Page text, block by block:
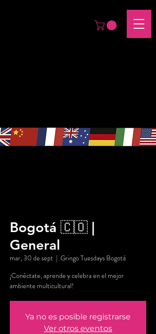
Bogotá 🇨🇴 |
General
mar, 30 de sept
  |
Gringo Tuesdays Bogotá
¡Conéctate, aprende y celebra en el mejor
ambiente multicultural!
Ya no es posible registrarse
Ver otros eventos